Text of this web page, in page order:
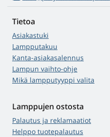
Tietoa
Asiakastuki
Lampputakuu
Kanta-asiakasalennus
Lampun vaihto-ohje
Mikä lampputyyppi valita
Lamppujen ostosta
Palautus ja reklamaatiot
Helppo tuotepalautus